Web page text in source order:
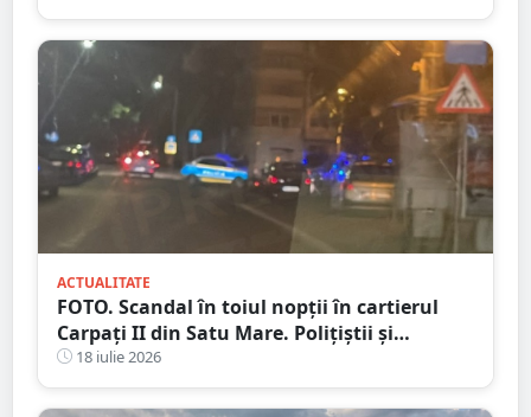
ACTUALITATE
FOTO. Scandal în toiul nopții în cartierul
Carpați II din Satu Mare. Polițiștii și
jandarmii au intervenit după un apel la 112
18 iulie 2026